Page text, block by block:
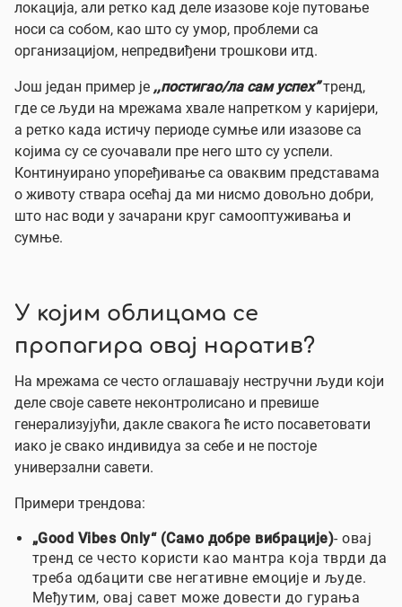
локација, али ретко кад деле изазове које путовање
носи са собом, као што су умор, проблеми са
организацијом, непредвиђени трошкови итд.
Још један пример је ,,постигао/ла сам успех”тренд,
где се људи на мрежама хвале напретком у каријери,
а ретко када истичу периоде сумње или изазове са
којима су се суочавали пре него што су успели.
Континуирано упоређивање са оваквим представама
о животу ствара осећај да ми нисмо довољно добри,
што нас води у зачарани круг самооптуживања и
сумње.
У којим облицама се
пропагира овај наратив?
На мрежама се често оглашавају нестручни људи који
деле своје савете неконтролисано и превише
генерализујући, дакле свакога ће исто посаветовати
иако је свако индивидуа за себе и не постоје
универзални савети.
Примери трендова:
„Good Vibes Only“ (Само добре вибрације)- овај
тренд се често користи као мантра која тврди да
треба одбацити све негативне емоције и људе.
Међутим, овај савет може довести до гурања